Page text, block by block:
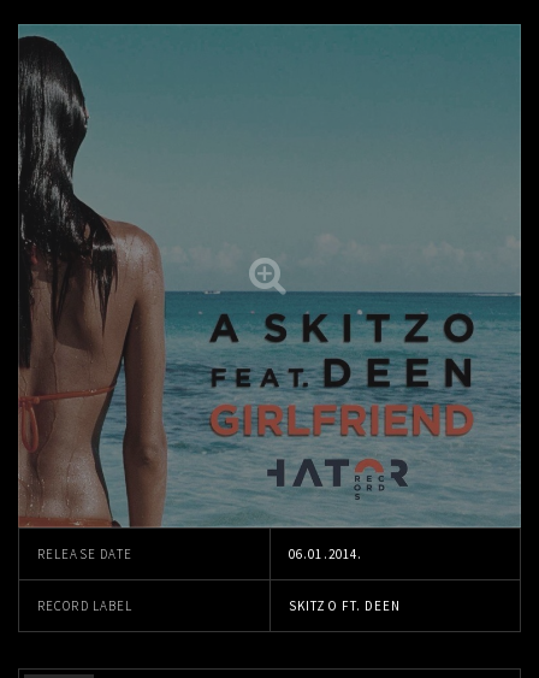
RELEASE DATE 06.01.2014.
RECORD LABEL SKITZO FT. DEEN